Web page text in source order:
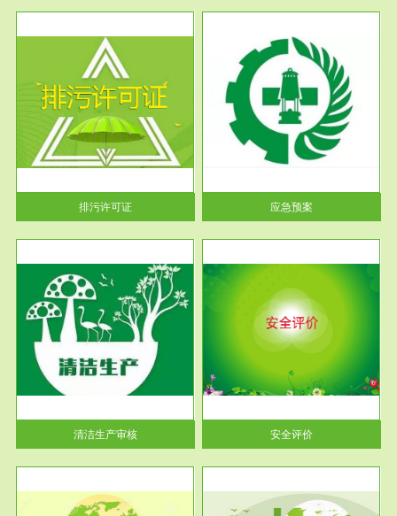
排污许可证
服务范围
应急预案
根据《中华人民共和国环境保护
法》第十九条 企业事业单位应
当按照...
应急预案
清洁生产审核
服务范围
安全评价
安全评价安全评价目的是查找、
分析和预测工程、系统、生产经
营活...
安全评价